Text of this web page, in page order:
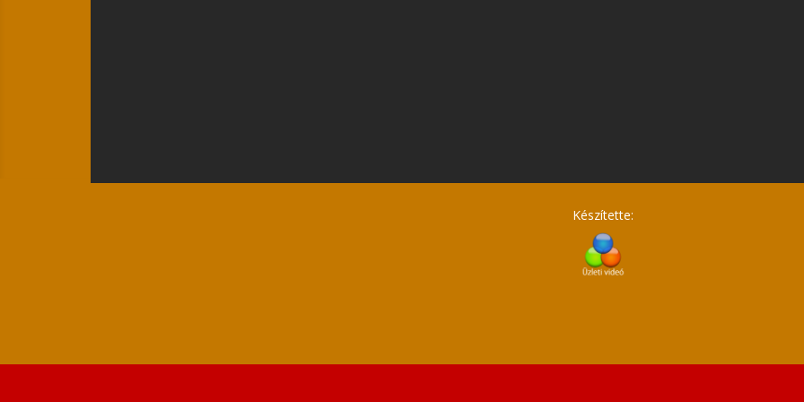
Készítette: